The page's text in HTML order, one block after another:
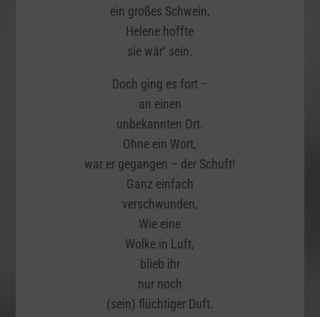
ein großes Schwein,
Helene hoffte
sie wär‘ sein.
Doch ging es fort –
an einen
unbekannten Ort.
Ohne ein Wort,
war er gegangen – der Schuft!
Ganz einfach
verschwunden,
Wie eine
Wolke in Luft,
blieb ihr
nur noch
(sein) flüchtiger Duft.